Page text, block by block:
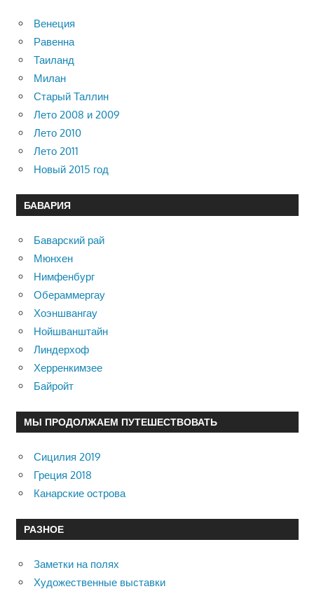
Венеция
Равенна
Таиланд
Милан
Старый Таллин
Лето 2008 и 2009
Лето 2010
Лето 2011
Новый 2015 год
БАВАРИЯ
Баварский рай
Мюнхен
Нимфенбург
Обераммергау
Хоэншвангау
Нойшванштайн
Линдерхоф
Херренкимзее
Байройт
МЫ ПРОДОЛЖАЕМ ПУТЕШЕСТВОВАТЬ
Сицилия 2019
Греция 2018
Канарские острова
РАЗНОЕ
Заметки на полях
Художественные выставки